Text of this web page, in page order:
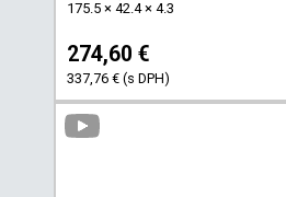
175.5 × 42.4 × 4.3
274,60 €
337,76 € (s DPH)